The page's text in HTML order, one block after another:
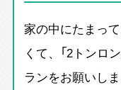
家の中にたまっ
くて、「2トンロ
ランをお願いし